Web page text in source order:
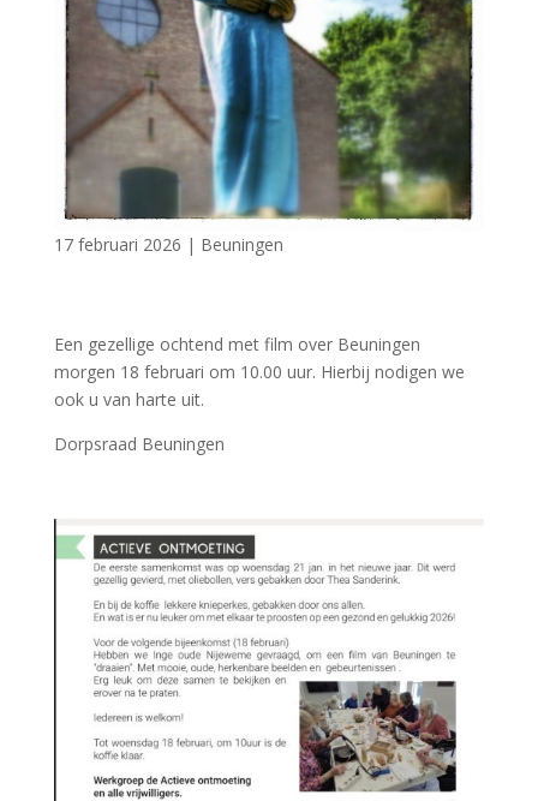
17 februari 2026 | Beuningen
Een gezellige ochtend met film over Beuningen
morgen 18 februari om 10.00 uur. Hierbij nodigen we
ook u van harte uit.
Dorpsraad Beuningen